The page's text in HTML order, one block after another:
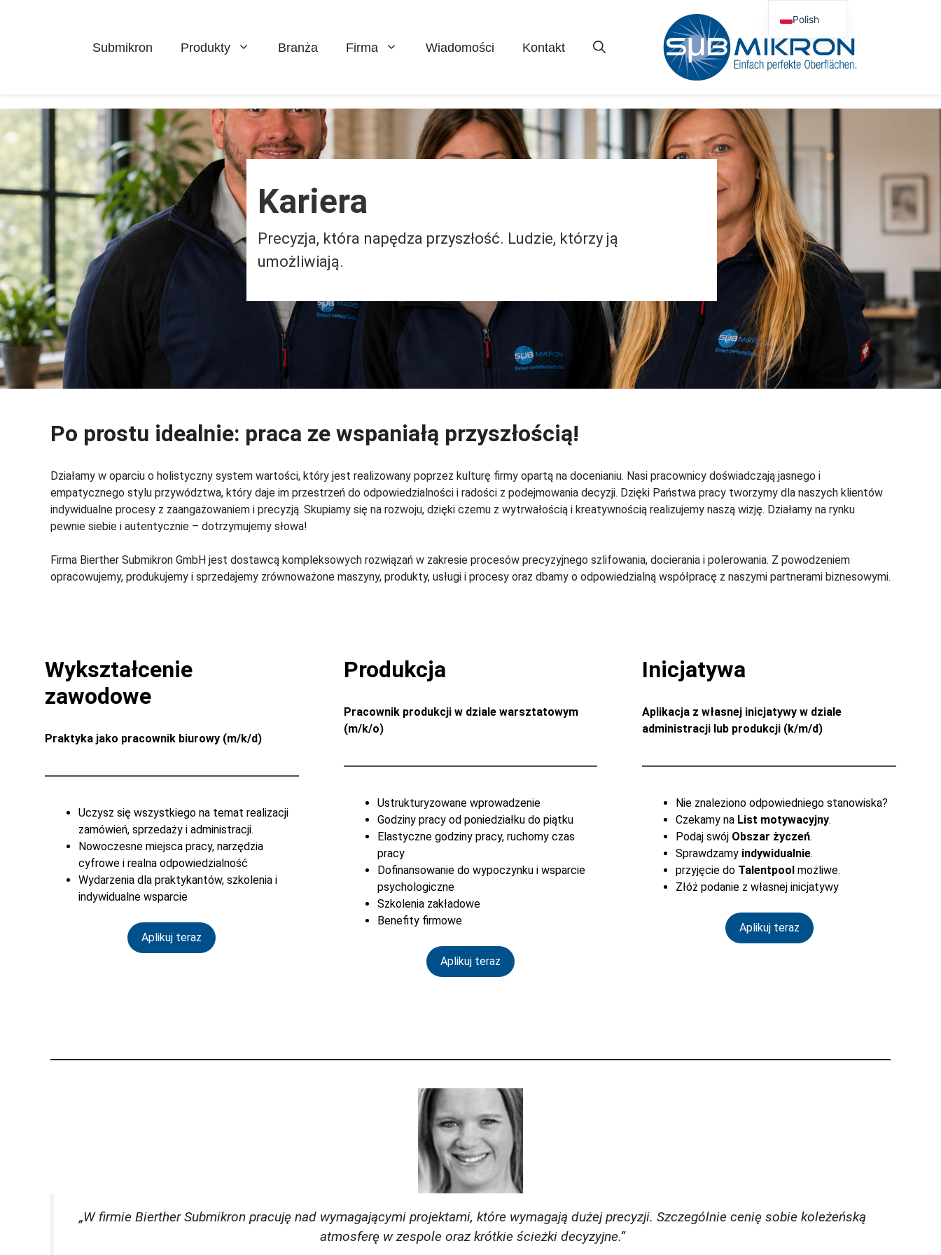
Submikron Produkty Branża Firma Wiadomości Kontakt
Kariera
Precyzja, która napędza przyszłość. Ludzie, którzy ją
umożliwiają.
Po prostu idealnie: praca ze wspaniałą przyszłością!
Działamy w oparciu o holistyczny system wartości, który jest realizowany poprzez kulturę firmy opartą na docenianiu. Nasi pracownicy doświadczają jasnego i
empatycznego stylu przywództwa, który daje im przestrzeń do odpowiedzialności i radości z podejmowania decyzji. Dzięki Państwa pracy tworzymy dla naszych klientów
indywidualne procesy z zaangażowaniem i precyzją. Skupiamy się na rozwoju, dzięki czemu z wytrwałością i kreatywnością realizujemy naszą wizję. Działamy na rynku
pewnie siebie i autentycznie – dotrzymujemy słowa!
Firma Bierther Submikron GmbH jest dostawcą kompleksowych rozwiązań w zakresie procesów precyzyjnego szlifowania, docierania i polerowania. Z powodzeniem
opracowujemy, produkujemy i sprzedajemy zrównoważone maszyny, produkty, usługi i procesy oraz dbamy o odpowiedzialną współpracę z naszymi partnerami biznesowymi.
Wykształcenie
zawodowe
Praktyka jako pracownik biurowy (m/k/d)
Uczysz się wszystkiego na temat realizacji
zamówień, sprzedaży i administracji.
Nowoczesne miejsca pracy, narzędzia
cyfrowe i realna odpowiedzialność
Wydarzenia dla praktykantów, szkolenia i
indywidualne wsparcie
Aplikuj teraz
Produkcja
Pracownik produkcji w dziale warsztatowym
(m/k/o)
Ustrukturyzowane wprowadzenie
Godziny pracy od poniedziałku do piątku
Elastyczne godziny pracy, ruchomy czas
pracy
Dofinansowanie do wypoczynku i wsparcie
psychologiczne
Szkolenia zakładowe
Benefity firmowe
Aplikuj teraz
Inicjatywa
Aplikacja z własnej inicjatywy w dziale
administracji lub produkcji (k/m/d)
Nie znaleziono odpowiedniego stanowiska?
Czekamy na List motywacyjny.
Podaj swój Obszar życzeń.
Sprawdzamy indywidualnie.
przyjęcie do Talentpool możliwe.
Złóż podanie z własnej inicjatywy
Aplikuj teraz
„W firmie Bierther Submikron pracuję nad wymagającymi projektami, które wymagają dużej precyzji. Szczególnie cenię sobie koleżeńską
atmosferę w zespole oraz krótkie ścieżki decyzyjne.“
Polish
German
English